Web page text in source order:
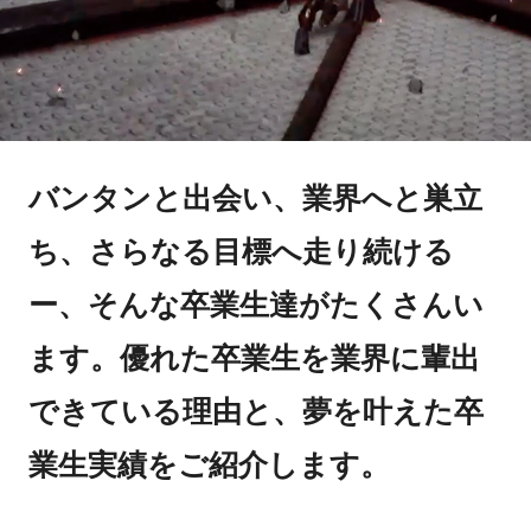
バンタンと出会い、業界へと巣立
ち、さらなる目標へ走り続ける
ー、そんな卒業生達がたくさんい
ます。優れた卒業生を業界に輩出
できている理由と、夢を叶えた卒
業生実績をご紹介します。